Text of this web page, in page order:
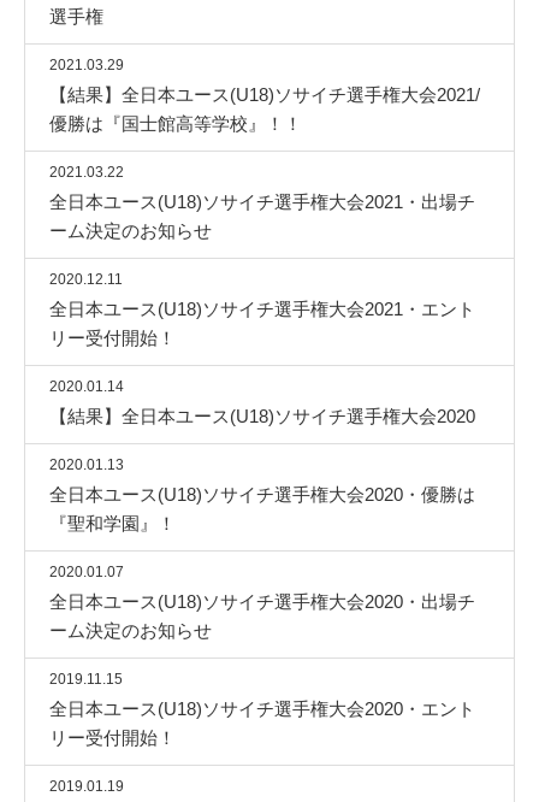
選手権
2021.03.29
【結果】全日本ユース(U18)ソサイチ選手権大会2021/
優勝は『国士館高等学校』！！
2021.03.22
全日本ユース(U18)ソサイチ選手権大会2021・出場チ
ーム決定のお知らせ
2020.12.11
全日本ユース(U18)ソサイチ選手権大会2021・エント
リー受付開始！
2020.01.14
【結果】全日本ユース(U18)ソサイチ選手権大会2020
2020.01.13
全日本ユース(U18)ソサイチ選手権大会2020・優勝は
『聖和学園』！
2020.01.07
全日本ユース(U18)ソサイチ選手権大会2020・出場チ
ーム決定のお知らせ
2019.11.15
全日本ユース(U18)ソサイチ選手権大会2020・エント
リー受付開始！
2019.01.19